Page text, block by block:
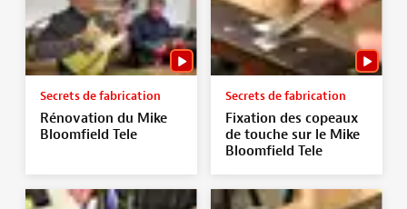
Secrets de fabrication
Rénovation du Mike
Bloomfield Tele
Secrets de fabrication
Fixation des copeaux
de touche sur le Mike
Bloomfield Tele